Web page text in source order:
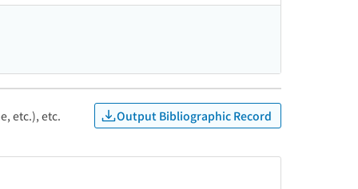
etc.), etc. Output Bibliographic Record